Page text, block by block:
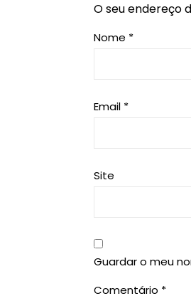
O seu endereço
Nome *
Email *
Site
Guardar o meu
Comentário *